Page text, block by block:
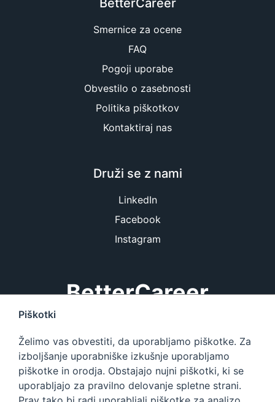
BetterCareer
Smernice za ocene
FAQ
Pogoji uporabe
Obvestilo o zasebnosti
Politika piškotkov
Kontaktiraj nas
Druži se z nami
LinkedIn
Facebook
Instagram
BetterCareer
IT zaposlitev in informacij o delu v IT podjetjih v
Sloveniji.
Piškotki
Želimo vas obvestiti, da uporabljamo piškotke. Za
izboljšanje uporabniške izkušnje uporabljamo
piškotke in orodja. Obstajajo nujni piškotki, ki se
uporabljajo za pravilno delovanje spletne strani.